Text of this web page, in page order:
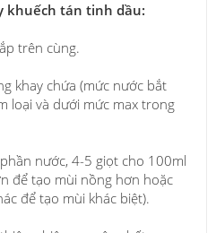
khuếch tán tinh dầu:
trên cùng.
khay chứa (mức nước bắt
loại và dưới mức max trong
nước, 4-5 giọt cho 100ml
để tạo mùi nồng hơn hoặc
để tạo mùi khác biệt).